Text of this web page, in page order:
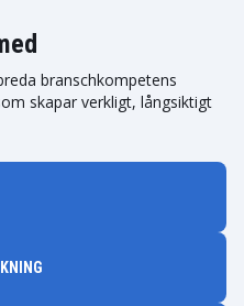
branschkompetens
skapar verkligt, långsiktigt